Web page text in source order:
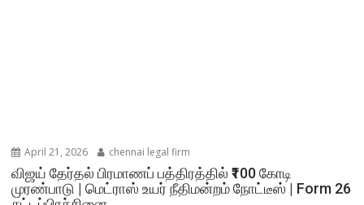
April 21, 2026 chennai legal firm
விஜய் தேர்தல் பிரமாணப் பத்திரத்தில் ₹100 கோடி
முரண்பாடு | மெட்ராஸ் உயர் நீதிமன்றம் நோட்டீஸ் | Form 26